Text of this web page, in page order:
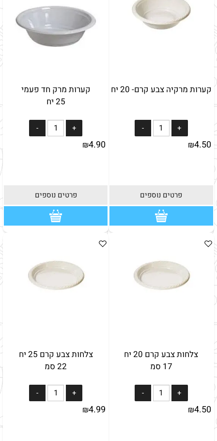
קערות מרקיה צבע קרם- 20 יח
₪4.50
פרטים נוספים
קערות מרק חד פעמי
25 יח
₪4.90
פרטים נוספים
צלחות צבע קרם 20 יח
17 סמ
₪4.50
צלחות צבע קרם 25 יח
22 סמ
₪4.99